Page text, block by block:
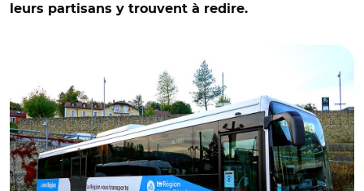
leurs partisans y trouvent à redire.